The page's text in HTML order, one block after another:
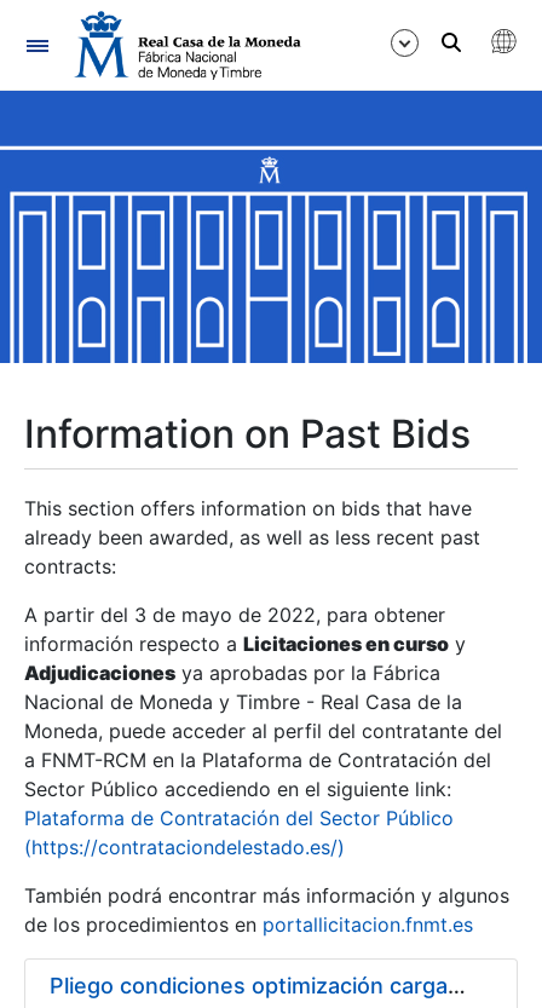
Navigation
Show/Hide
Show/Hide
Show/Hide
Show/Hide
Show/Hide
Information on Past Bids
This section offers information on bids that have
already been awarded, as well as less recent past
contracts:
A partir del 3 de mayo de 2022, para obtener
información respecto a Licitaciones en curso y
Adjudicaciones ya aprobadas por la Fábrica
Nacional de Moneda y Timbre - Real Casa de la
Moneda, puede acceder al perfil del contratante del
a FNMT-RCM en la Plataforma de Contratación del
Sector Público accediendo en el siguiente link:
Plataforma de Contratación del Sector Público
(https://contrataciondelestado.es/)
También podrá encontrar más información y algunos
de los procedimientos en portallicitacion.fnmt.es
Pliego condiciones optimización cargas compras firmado